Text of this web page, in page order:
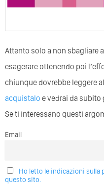
Attento solo a non sbagliare
esagerare ottenendo poi
chiunque dovrebbe leggere
acquistalo e vedrai da subito
Se ti interessano questi
Email
Ho letto le indicazioni sulla
questo sito.